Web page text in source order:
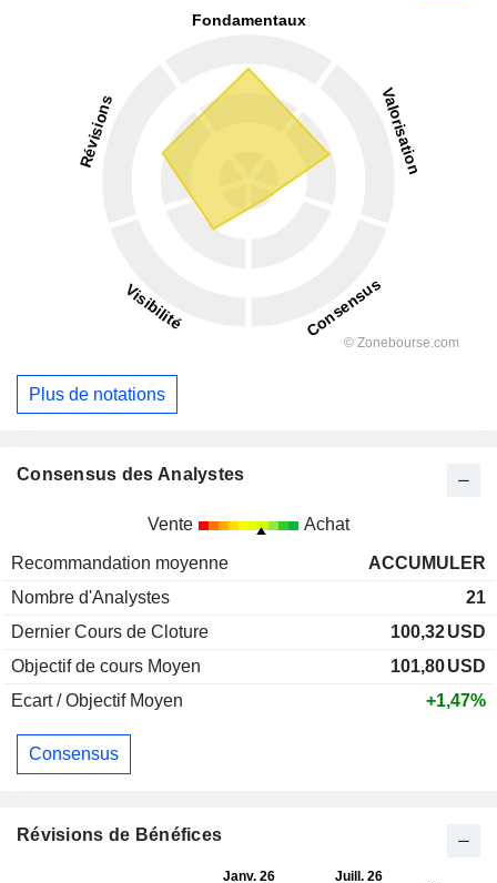
Plus de notations
Consensus des Analystes
Vente Achat
Recommandation moyenne
ACCUMULER
Nombre d'Analystes
21
Dernier Cours de Cloture
100,32USD
Objectif de cours Moyen
101,80USD
Ecart / Objectif Moyen
+1,47%
Consensus
Révisions de Bénéfices